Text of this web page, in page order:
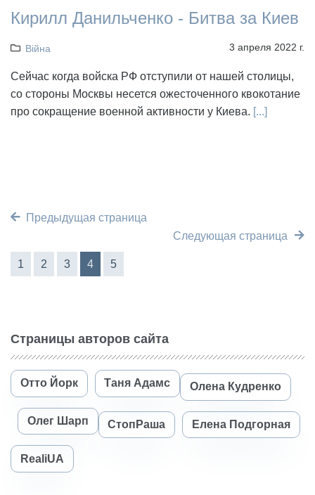
Кирилл Данильченко - Битва за Киев
Війна 3 апреля 2022 г.
Сейчас когда войска РФ отступили от нашей столицы,
со стороны Москвы несется ожесточенного квокотание
про сокращение военной активности у Киева. [...]
Предыдущая страница
Следующая страница
1 2 3 4 5
Страницы авторов сайта
Отто Йорк Таня Адамс Олена Кудренко
Олег Шарп СтопРаша Елена Подгорная
RealiUA